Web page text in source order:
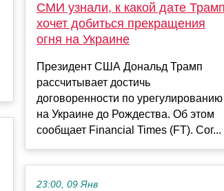
СМИ узнали, к какой дате Трамп
хочет добиться прекращения
огня на Украине
Президент США Дональд Трамп
рассчитывает достичь
договоренности по урегулированию
на Украине до Рождества. Об этом
сообщает Financial Times (FT). Сог...
23:00, 09 Янв